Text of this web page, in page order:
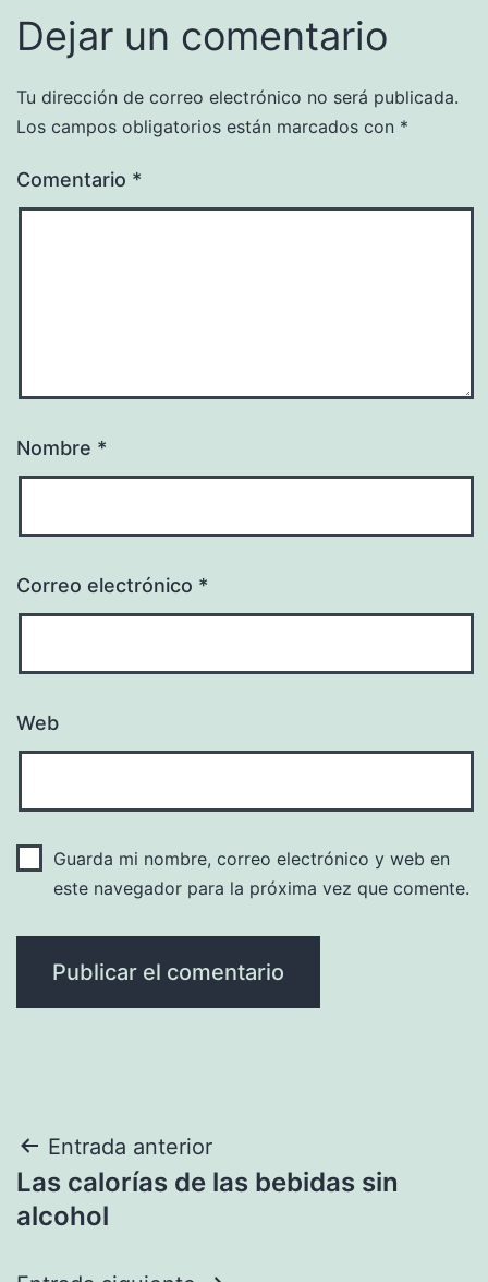
Dejar un comentario
Tu dirección de correo electrónico no será publicada.
Los campos obligatorios están marcados con *
Comentario *
Nombre *
Correo electrónico *
Web
Guarda mi nombre, correo electrónico y web en
este navegador para la próxima vez que comente.
Navegación
de
Entrada anterior
Las calorías de las bebidas sin
alcohol